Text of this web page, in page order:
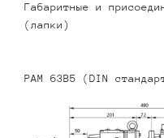
Габаритные и
(лапки)
PAM 63B5 (DIN